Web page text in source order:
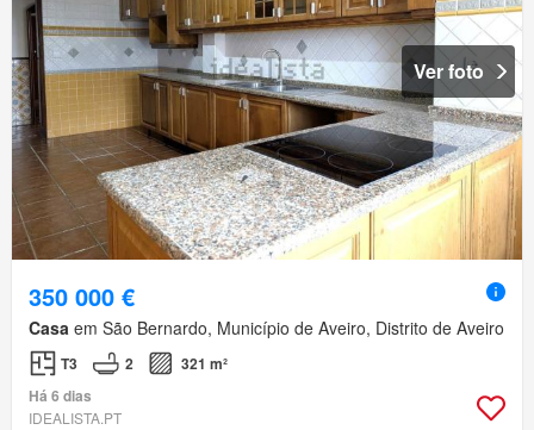
Ver foto
350 000 €
Casa em São Bernardo, Município de Aveiro, Distrito de Aveiro
T3 2
321 m²
Há 6 dias
IDEALISTA.PT